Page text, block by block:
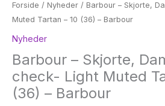
Forside / Nyheder / Barbour – Skjorte,
Muted Tartan – 10 (36) – Barbour
Nyheder
Barbour – Skjorte,
check- Light Muted
(36) – Barbour